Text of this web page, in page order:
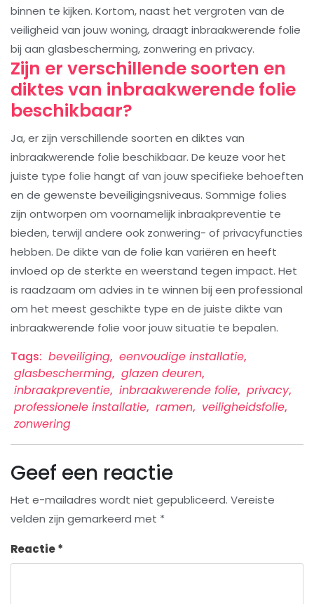
binnen te kijken. Kortom, naast het vergroten van de
veiligheid van jouw woning, draagt inbraakwerende folie
bij aan glasbescherming, zonwering en privacy.
Zijn er verschillende soorten en
diktes van inbraakwerende folie
beschikbaar?
Ja, er zijn verschillende soorten en diktes van
inbraakwerende folie beschikbaar. De keuze voor het
juiste type folie hangt af van jouw specifieke behoeften
en de gewenste beveiligingsniveaus. Sommige folies
zijn ontworpen om voornamelijk inbraakpreventie te
bieden, terwijl andere ook zonwering- of privacyfuncties
hebben. De dikte van de folie kan variëren en heeft
invloed op de sterkte en weerstand tegen impact. Het
is raadzaam om advies in te winnen bij een professional
om het meest geschikte type en de juiste dikte van
inbraakwerende folie voor jouw situatie te bepalen.
Tags: beveiliging, eenvoudige installatie,
glasbescherming, glazen deuren,
inbraakpreventie, inbraakwerende folie, privacy,
professionele installatie, ramen, veiligheidsfolie,
zonwering
Geef een reactie
Het e-mailadres wordt niet gepubliceerd. Vereiste
velden zijn gemarkeerd met *
Reactie*